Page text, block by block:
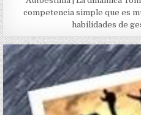
competencia simple que es
habilidades de